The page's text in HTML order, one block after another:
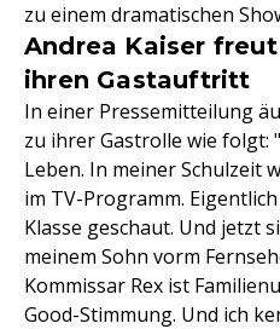
zu einem dramatischen
Andrea Kaiser
ihren Gastauftritt
In einer Pressemitteilung
zu ihrer Gastrolle wie folgt:
Leben. In meiner Schulzeit
im TV-Programm.
Klasse geschaut. Und jetzt
meinem Sohn vorm
Kommissar Rex ist
Good-Stimmung. Und ich